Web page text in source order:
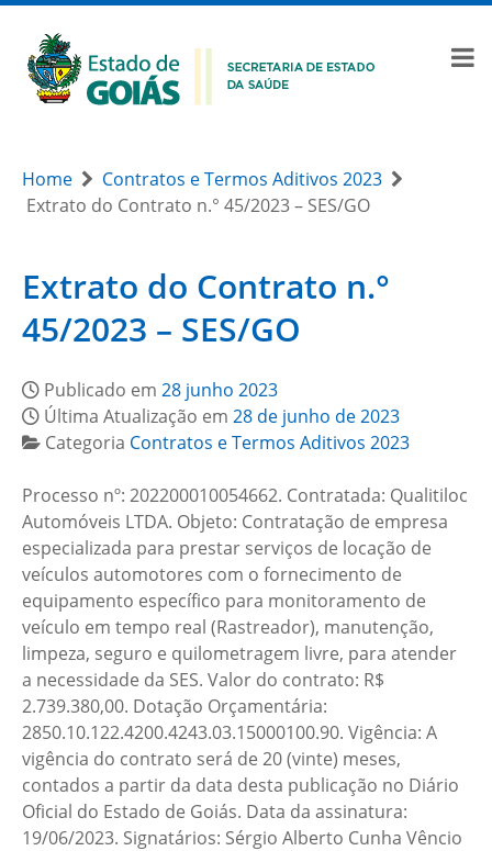
Home
Contratos e Termos Aditivos 2023
Extrato do Contrato n.° 45/2023 – SES/GO
Extrato do Contrato n.°
45/2023 – SES/GO
Publicado em 28 junho 2023
Última Atualização em 28 de junho de 2023
Categoria Contratos e Termos Aditivos 2023
Processo nº: 202200010054662. Contratada: Qualitiloc
Automóveis LTDA. Objeto: Contratação de empresa
especializada para prestar serviços de locação de
veículos automotores com o fornecimento de
equipamento específico para monitoramento de
veículo em tempo real (Rastreador), manutenção,
limpeza, seguro e quilometragem livre, para atender
a necessidade da SES. Valor do contrato: R$
2.739.380,00. Dotação Orçamentária:
2850.10.122.4200.4243.03.15000100.90. Vigência: A
vigência do contrato será de 20 (vinte) meses,
contados a partir da data desta publicação no Diário
Oficial do Estado de Goiás. Data da assinatura:
19/06/2023. Signatários: Sérgio Alberto Cunha Vêncio